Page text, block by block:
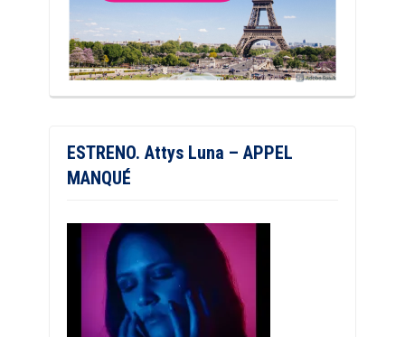
ESTRENO. Attys Luna – APPEL
MANQUÉ